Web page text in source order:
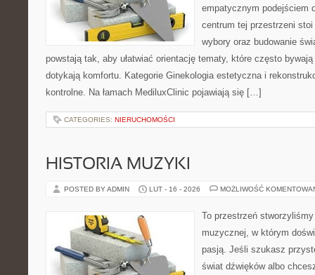
empatycznym podejściem
centrum tej przestrzeni
wybory oraz budowanie
powstają tak, aby ułatwiać orientację tematy, które często
dotykają komfortu. Kategorie Ginekologia estetyczna i
kontrolne. Na łamach MediluxClinic pojawiają się […]
CATEGORIES: NIERUCHOMOŚCI
HISTORIA MUZYKI
POSTED BY ADMIN LUT - 16 - 2026 MOŻLIWOŚĆ
To przestrzeń
muzycznej, w którym
pasją. Jeśli szukasz
świat dźwięków albo